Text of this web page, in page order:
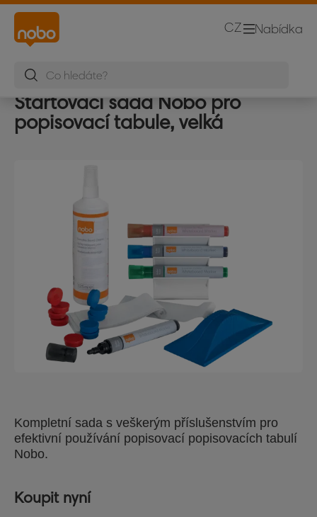
Nabídka
CZ
Startovací sada Nobo pro
popisovací tabule, velká
Kompletní sada s veškerým příslušenstvím pro
efektivní používání popisovací popisovacích tabulí
Nobo.
Koupit nyní